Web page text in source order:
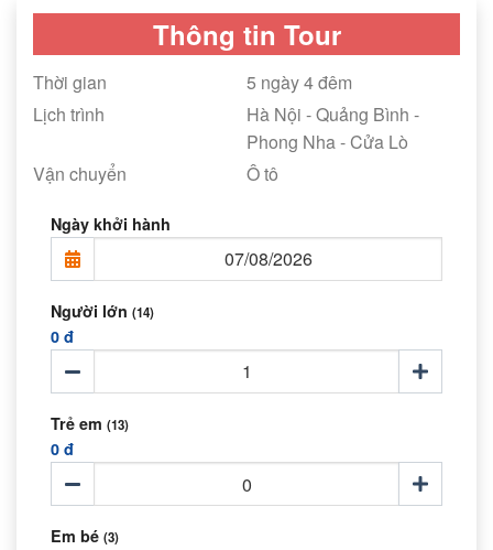
Thông tin Tour
Thời gian
5 ngày 4 đêm
Lịch trình
Hà Nội - Quảng Bình -
Phong Nha - Cửa Lò
Vận chuyển
Ô tô
Ngày khởi hành
Người lớn (14)
0 đ
Trẻ em (13)
0 đ
Em bé (3)